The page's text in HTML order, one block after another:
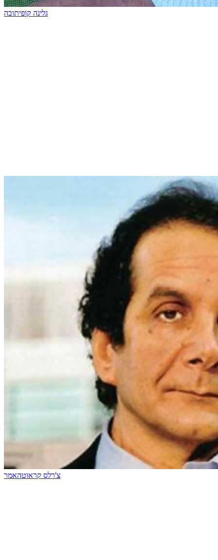
גלינה קופיתובה
צ'רלס קראוטהאמר